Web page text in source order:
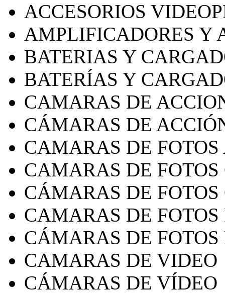
ACCESORIOS
AMPLIFICADORES Y
BATERIAS Y
BATERÍAS Y
CAMARAS DE
CÁMARAS DE
CAMARAS DE
CAMARAS DE FOTOS
CÁMARAS DE FOTOS
CAMARAS DE
CÁMARAS DE
CAMARAS DE VIDEO
CÁMARAS DE VÍDEO